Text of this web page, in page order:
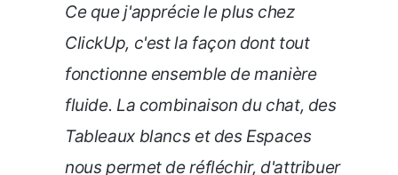
Ce que j'apprécie le plus chez
ClickUp, c'est la façon dont tout
fonctionne ensemble de manière
fluide. La combinaison du chat, des
Tableaux blancs et des Espaces
nous permet de réfléchir, d'attribuer